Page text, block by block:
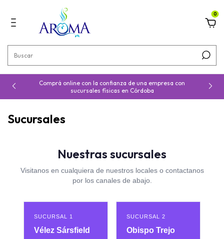
0
Comprá online con la confianza de una empresa con
sucursales físicas en Córdoba
Sucursales
Nuestras sucursales
Visitanos en cualquiera de nuestros locales o contactanos
por los canales de abajo.
SUCURSAL 1
Vélez Sársfield
SUCURSAL 2
Obispo Trejo